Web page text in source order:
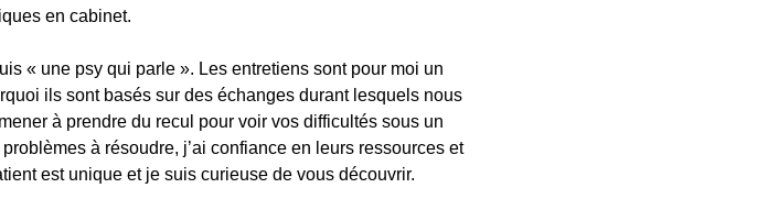
en cabinet.
« une psy qui parle ». Les entretiens sont pour moi un
ils sont basés sur des échanges durant lesquels nous
à prendre du recul pour voir vos difficultés sous un
à résoudre, j’ai confiance en leurs ressources et
est unique et je suis curieuse de vous découvrir.